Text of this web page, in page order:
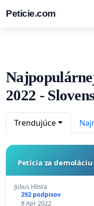
Peticie.com
2022 -
Trendujúce
Petícia za
Julius Hlista
292 podpisov
8 Apr 2022